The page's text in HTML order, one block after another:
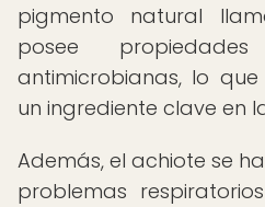
pigmento natural
posee
antimicrobianas, lo
un ingrediente clave en
Además, el achiote se
problemas